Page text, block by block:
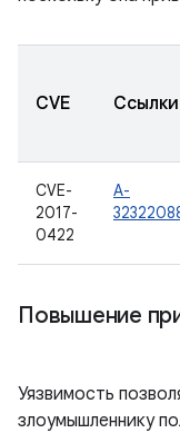
CVE Ссылки
CVE-
2017-
0422
A-
Повышение
Уязвимость
злоумышленнику